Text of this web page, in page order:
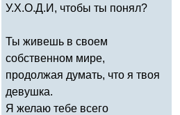
У.Х.О.Д.И, чтобы ты понял?
Ты живешь в своем
собственном мире,
продолжая думать, что я твоя
девушка.
Я желаю тебе всего